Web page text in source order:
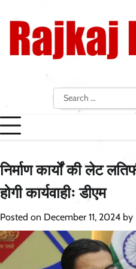
content
Search
for:
निर्माण कार्यों की लेट
होगी कार्यवाहीः डीएम
Posted on December 11, 2024 by